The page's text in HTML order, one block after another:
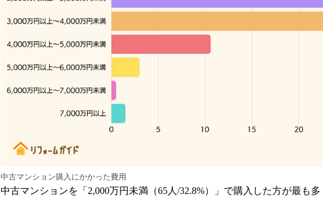
中古マンション購入にかかった費用
中古マンションを「2,000万円未満（65人/32.8%）」で購入した方が最も